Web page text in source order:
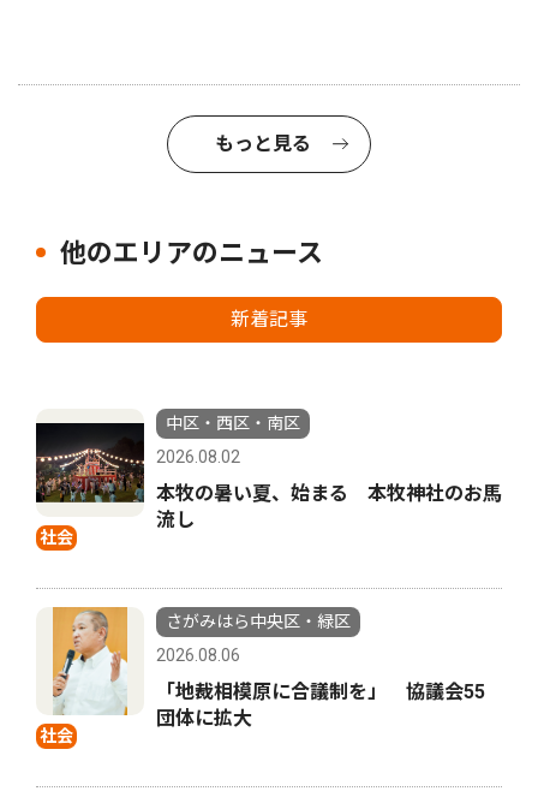
もっと見る
他のエリアのニュース
新着記事
社会
中区・西区・南区
2026.08.02
本牧の暑い夏、始まる 本牧神社のお馬
流し
社会
さがみはら中央区・緑区
2026.08.06
「地裁相模原に合議制を」 協議会55
団体に拡大